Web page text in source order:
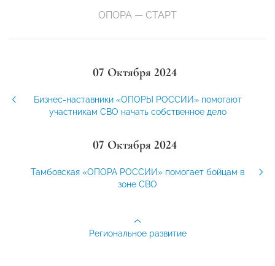
ОПОРА — СТАРТ
07 Октября 2024
Бизнес-наставники «ОПОРЫ РОССИИ» помогают
участникам СВО начать собственное дело
07 Октября 2024
Тамбовская «ОПОРА РОССИИ» помогает бойцам в
зоне СВО
Региональное развитие